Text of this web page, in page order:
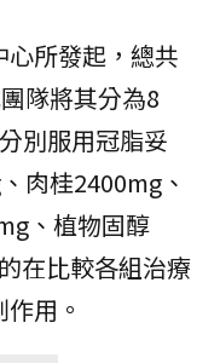
所發起，總共
隊將其分為8
別服用冠脂妥
肉桂2400mg、
、植物固醇
在比較各組治療
用。